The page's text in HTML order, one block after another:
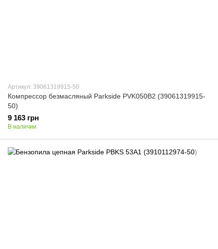
Артикул: 39061319915-50
Компрессор безмасляный Parkside PVK050B2 (39061319915-
50)
9 163 грн
В наличии